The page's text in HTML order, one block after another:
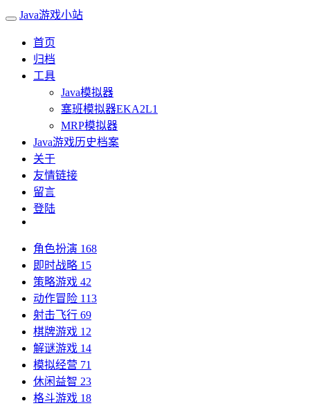
Java游戏小站
首页
归档
工具
Java模拟器
塞班模拟器EKA2L1
MRP模拟器
Java游戏历史档案
关于
友情链接
留言
登陆
角色扮演 168
即时战略 15
策略游戏 42
动作冒险 113
射击飞行 69
棋牌游戏 12
解谜游戏 14
模拟经营 71
休闲益智 23
格斗游戏 18